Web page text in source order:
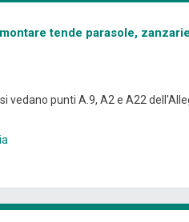
tende parasole,
vedano punti A.9, A2 e A22